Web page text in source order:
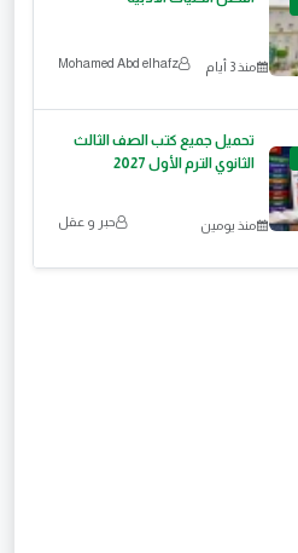
منذ 3 أيام Mohamed Abd elhafz
تحميل جميع كتب الصف الثالث
الثانوي الترم الأول 2027
منذ يومين حبر و عقل